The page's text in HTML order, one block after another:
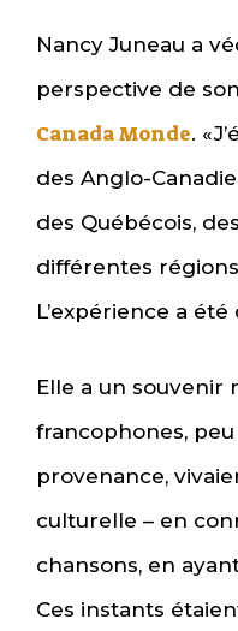
Nancy Juneau a
perspective de
Canada Monde.
des Anglo-
des Québécois,
différentes
L’expérience a
Elle a un souvenir
francophones,
provenance,
culturelle – en
chansons, en
Ces instants